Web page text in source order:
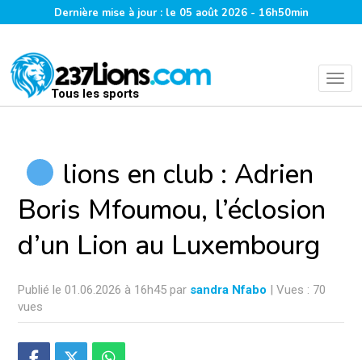
Dernière mise à jour : le 05 août 2026 - 16h50min
Tous les sports
lions en club : Adrien
Boris Mfoumou, l’éclosion
d’un Lion au Luxembourg
Publié le 01.06.2026 à 16h45 par sandra Nfabo | Vues : 70
vues